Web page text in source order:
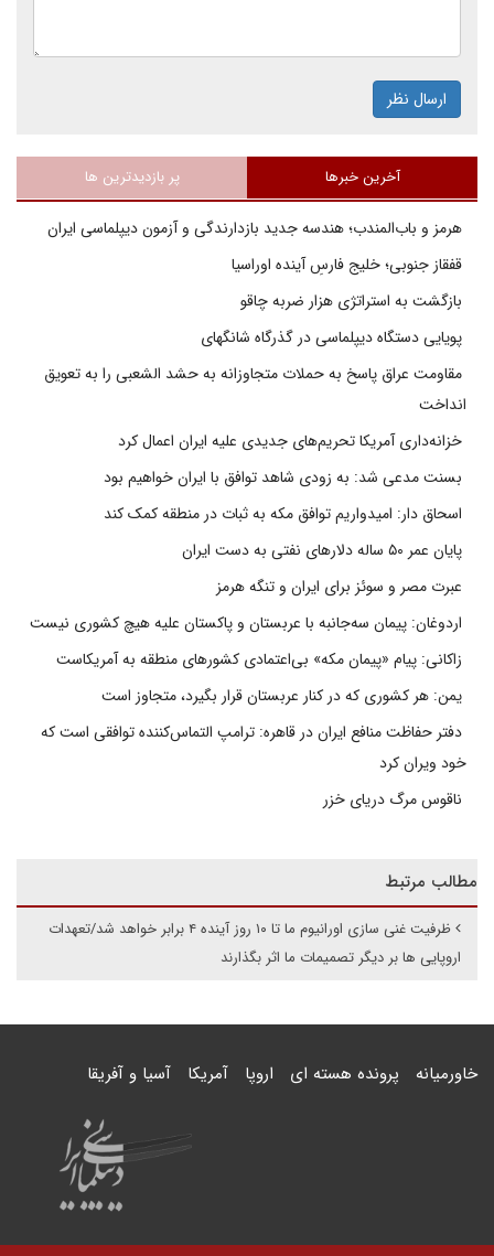
ارسال نظر
آخرین خبرها پر بازدیدترین ها
هرمز و باب‌المندب؛ هندسه جدید بازدارندگی و آزمون دیپلماسی ایران
قفقاز جنوبی؛ خلیج فارسِ آینده اوراسیا
بازگشت به استراتژی هزار ضربه چاقو
پویایی دستگاه دیپلماسی در گذرگاه شانگهای
مقاومت عراق پاسخ به حملات متجاوزانه به حشد الشعبی را به تعویق
انداخت
خزانه‌داری آمریکا تحریم‌های جدیدی علیه ایران اعمال کرد
بسنت مدعی شد: به زودی شاهد توافق با ایران خواهیم بود
اسحاق دار: امیدواریم توافق مکه به ثبات در منطقه کمک کند
پایان عمر ۵۰ ساله دلارهای نفتی به دست ایران
عبرت مصر و سوئز برای ایران و تنگه هرمز
اردوغان: پیمان سه‌جانبه با عربستان و پاکستان علیه هیچ کشوری نیست
زاکانی: پیام «پیمان مکه» بی‌اعتمادی کشورهای منطقه به آمریکاست
یمن: هر کشوری که در کنار عربستان قرار بگیرد، متجاوز است
دفتر حفاظت منافع ایران در قاهره: ترامپ التماس‌کننده توافقی است که
خود ویران کرد
ناقوس مرگ دریای خزر
مطالب مرتبط
ظرفیت غنی سازی اورانیوم ما تا ۱۰ روز آینده ۴ برابر خواهد شد/تعهدات
اروپایی ها بر دیگر تصمیمات ما اثر بگذارند
خاورمیانه پرونده هسته ای اروپا آمریکا آسیا و آفریقا